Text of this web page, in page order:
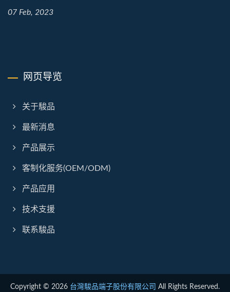
07 Feb, 2023
网页导览
关于駿品
最新消息
产品展示
客制化服务(OEM/ODM)
产品应用
技术支援
联系駿品
Copyright © 2026 台灣駿品端子股份有限公司 All Rights Reserved.